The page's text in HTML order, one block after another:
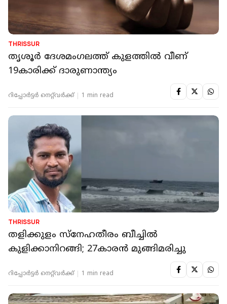
THRISSUR
തൃശൂർ ദേശമംഗലത്ത് കുളത്തില്‍ വീണ്
19കാരിക്ക് ദാരുണാന്ത്യം
റിപ്പോർട്ടർ നെറ്റ്‌വര്‍ക്ക്‌ 1 min read
THRISSUR
തളിക്കുളം സ്‌നേഹതീരം ബീച്ചില്‍
കുളിക്കാനിറങ്ങി; 27കാരന്‍ മുങ്ങിമരിച്ചു
റിപ്പോർട്ടർ നെറ്റ്‌വര്‍ക്ക്‌ 1 min read